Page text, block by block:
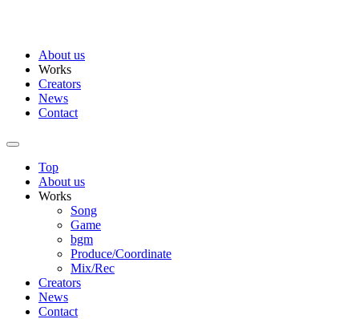
About us
Works
Creators
News
Contact
Top
About us
Works
Song
Game
bgm
Produce/Coordinate
Mix/Rec
Creators
News
Contact